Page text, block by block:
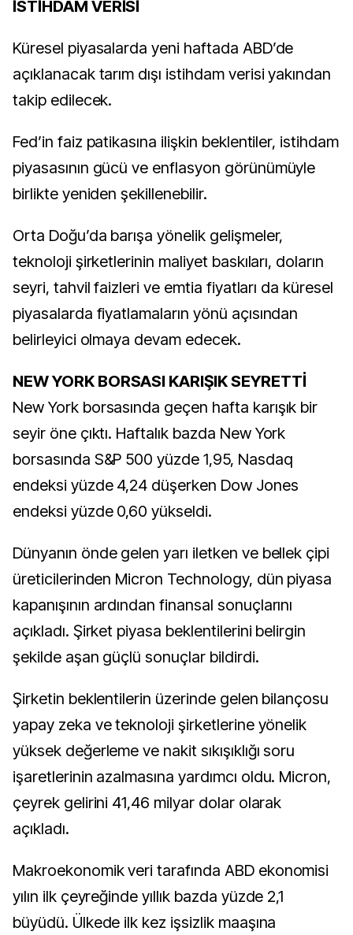
İSTİHDAM VERİSİ
Küresel piyasalarda yeni haftada ABD’de
açıklanacak tarım dışı istihdam verisi yakından
takip edilecek.
Fed’in faiz patikasına ilişkin beklentiler, istihdam
piyasasının gücü ve enflasyon görünümüyle
birlikte yeniden şekillenebilir.
Orta Doğu’da barışa yönelik gelişmeler,
teknoloji şirketlerinin maliyet baskıları, doların
seyri, tahvil faizleri ve emtia fiyatları da küresel
piyasalarda fiyatlamaların yönü açısından
belirleyici olmaya devam edecek.
NEW YORK BORSASI KARIŞIK SEYRETTİ
New York borsasında geçen hafta karışık bir
seyir öne çıktı. Haftalık bazda New York
borsasında S&P 500 yüzde 1,95, Nasdaq
endeksi yüzde 4,24 düşerken Dow Jones
endeksi yüzde 0,60 yükseldi.
Dünyanın önde gelen yarı iletken ve bellek çipi
üreticilerinden Micron Technology, dün piyasa
kapanışının ardından finansal sonuçlarını
açıkladı. Şirket piyasa beklentilerini belirgin
şekilde aşan güçlü sonuçlar bildirdi.
Şirketin beklentilerin üzerinde gelen bilançosu
yapay zeka ve teknoloji şirketlerine yönelik
yüksek değerleme ve nakit sıkışıklığı soru
işaretlerinin azalmasına yardımcı oldu. Micron,
çeyrek gelirini 41,46 milyar dolar olarak
açıkladı.
Makroekonomik veri tarafında ABD ekonomisi
yılın ilk çeyreğinde yıllık bazda yüzde 2,1
büyüdü. Ülkede ilk kez işsizlik maaşına